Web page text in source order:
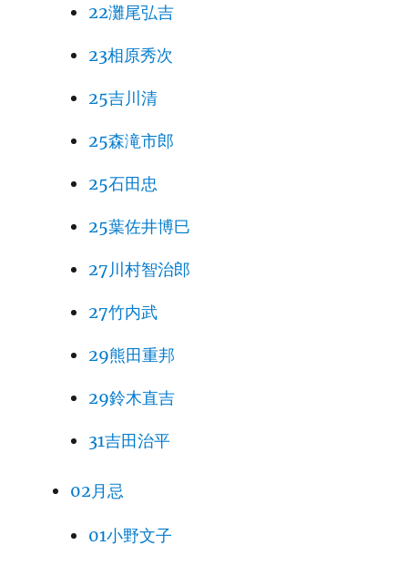
22灘尾弘吉
23相原秀次
25吉川清
25森滝市郎
25石田忠
25葉佐井博巳
27川村智治郎
27竹内武
29熊田重邦
29鈴木直吉
31吉田治平
02月忌
01小野文子